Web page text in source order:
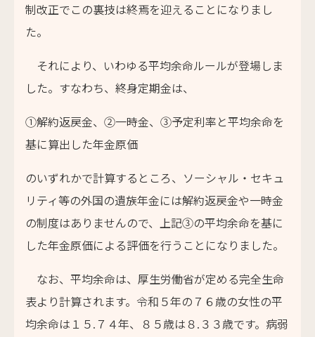
制改正でこの裏技は終焉を迎えることになりまし
た。
それにより、いわゆる平均余命ルールが登場しま
した。すなわち、終身定期金は、
①解約返戻金、②一時金、③予定利率と平均余命を
基に算出した年金原価
のいずれかで計算するところ、ソーシャル・セキュ
リティ等の外国の遺族年金には解約返戻金や一時金
の制度はありませんので、上記③の平均余命を基に
した年金原価による評価を行うことになりました。
なお、平均余命は、厚生労働省が定める完全生命
表より計算されます。令和５年の７６歳の女性の平
均余命は１５.７４年、８５歳は８.３３歳です。病弱